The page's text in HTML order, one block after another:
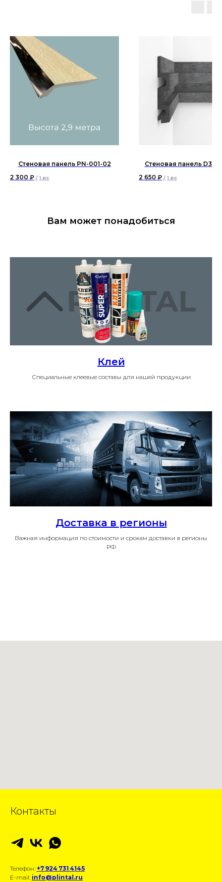
Стеновая панель PN-001-02
2 300 ₽ / 1 pc
Стеновая панель
2 650 ₽ / 1 pc
Вам может понадобиться
Клей
Специальные клеевые составы для нашей продукции
Доставка в регионы
Важная информация по стоимости и срокам доставки в регионы
РФ
Контакты
Телефон: +7 924 731 4145
E-mail: info@plintal.ru